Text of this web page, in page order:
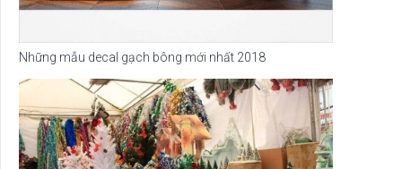
Những mẫu decal gạch bông mới nhất 2018